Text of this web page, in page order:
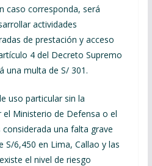
caso corresponda, será
actividades
de prestación y acceso
4 del Decreto Supremo
una multa de S/ 301.
uso particular sin la
Ministerio de Defensa o el
una falta grave
S/6,450 en Lima, Callao y las
el nivel de riesgo